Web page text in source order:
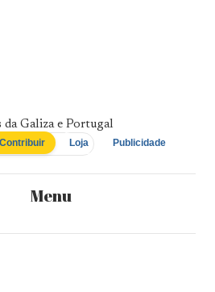
da Galiza e Portugal
Contribuir Loja Publicidade
Menu